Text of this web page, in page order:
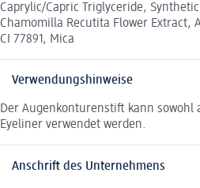
Caprylic/Capric Triglyceride,
Chamomilla Recutita Flower Extract,
CI 77891, Mica
Verwendungshinweise
Der Augenkonturenstift kann sowohl
Eyeliner verwendet werden.
Anschrift des Unternehmens